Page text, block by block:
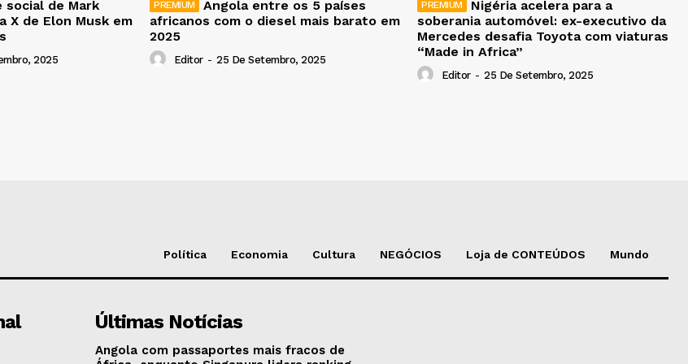
social de Mark
X de Elon Musk em
2025
Angola entre os 5 países
africanos com o diesel mais barato em
2025
Editor - 25 De Setembro, 2025
Nigéria acelera para a
soberania automóvel: ex-executivo da
Mercedes desafia Toyota com viaturas
“Made in Africa”
Editor - 25 De Setembro, 2025
Política Economia Cultura NEGÓCIOS Loja de CONTEÚDOS Mundo
Últimas Notícias
Angola com passaportes mais fracos de